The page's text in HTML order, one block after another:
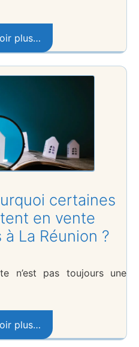
plus…
certaines
en vente
La Réunion ?
n’est pas toujours une
plus…